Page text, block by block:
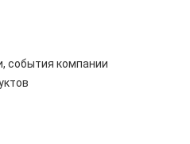
события компании